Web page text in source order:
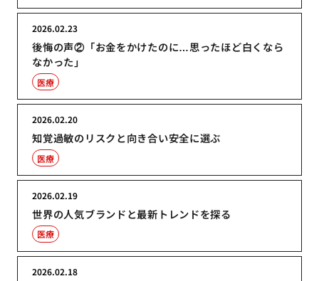
後悔の声②「お金をかけたのに…思ったほど白くなら
なかった」
2026.02.23
医療
知覚過敏のリスクと向き合い安全に選ぶ
2026.02.20
医療
世界の人気ブランドと最新トレンドを探る
2026.02.19
医療
2026.02.18